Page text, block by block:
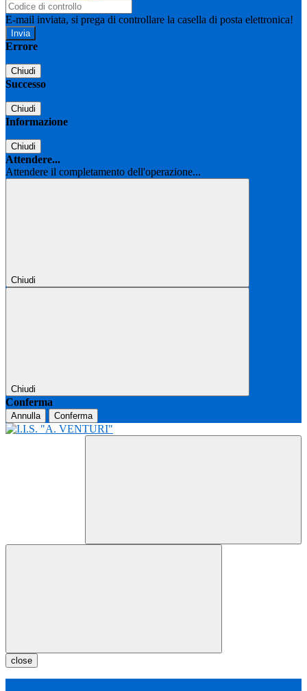
E-mail inviata, si prega di controllare la casella di posta elettronica!
Errore
Chiudi
Successo
Chiudi
Informazione
Chiudi
Attendere...
Attendere il completamento dell'operazione...
Chiudi
Chiudi
Conferma
Annulla Conferma
close